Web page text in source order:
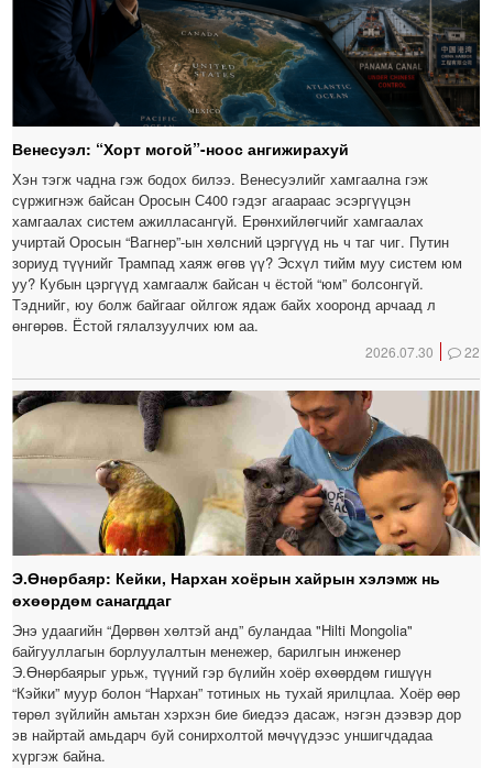
Венесуэл: “Хорт могой”-ноос ангижирахуй
Хэн тэгж чадна гэж бодох билээ. Венесуэлийг хамгаална гэж
сүржигнэж байсан Оросын С400 гэдэг агаараас эсэргүүцэн
хамгаалах систем ажилласангүй. Ерөнхийлөгчийг хамгаалах
учиртай Оросын “Вагнер”-ын хөлсний цэргүүд нь ч таг чиг. Путин
зориуд түүнийг Трампад хаяж өгөв үү? Эсхүл тийм муу систем юм
уу? Кубын цэргүүд хамгаалж байсан ч ёстой “юм” болсонгүй.
Тэднийг, юу болж байгааг ойлгож ядаж байх хооронд арчаад л
өнгөрөв. Ёстой гялалзуулчих юм аа.
2026.07.30 22
Э.Өнөрбаяр: Кейки, Нархан хоёрын хайрын хэлэмж нь
өхөөрдөм санагддаг
Энэ удаагийн “Дөрвөн хөлтэй анд” буландаа "Hilti Mongolia"
байгууллагын борлуулалтын менежер, барилгын инженер
Э.Өнөрбаярыг урьж, түүний гэр бүлийн хоёр өхөөрдөм гишүүн
“Кэйки” муур болон “Нархан” тотиных нь тухай ярилцлаа. Хоёр өөр
төрөл зүйлийн амьтан хэрхэн бие биедээ дасаж, нэгэн дээвэр дор
эв найртай амьдарч буй сонирхолтой мөчүүдээс уншигчдадаа
хүргэж байна.